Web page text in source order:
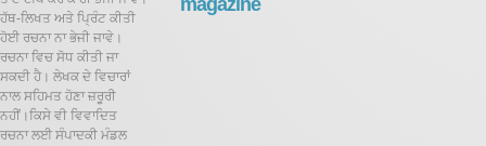
ਹੱਥ-ਲਿਖਤ ਅਤੇ ਪ੍ਰਿੰਟ ਕੀਤੀ
ਹੋਈ ਰਚਨਾ ਨਾ ਭੇਜੀ ਜਾਵੇ।
ਰਚਨਾ ਵਿਚ ਸੋਧ ਕੀਤੀ ਜਾ
ਸਕਦੀ ਹੈ। ਲੇਖਕ ਦੇ ਵਿਚਾਰਾਂ
ਨਾਲ ਸਹਿਮਤ ਹੋਣਾ ਜ਼ਰੂਰੀ
ਨਹੀਂ।ਕਿਸੇ ਵੀ ਵਿਵਾਦਿਤ
ਰਚਨਾ ਲਈ ਸੰਪਾਦਕੀ ਮੰਡਲ
magazine